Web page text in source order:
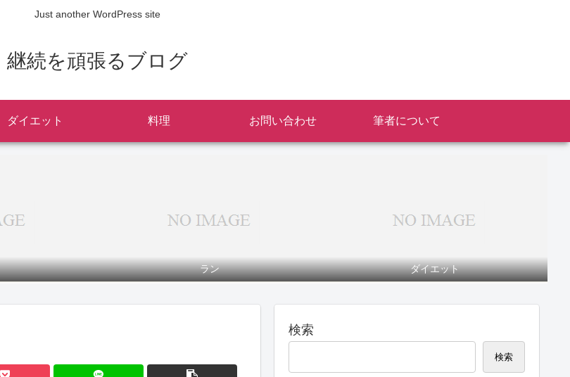
Just another WordPress site
継続を頑張るブログ
ダイエット 料理 お問い合わせ 筆者について
ラン ダイエット
検索
検索